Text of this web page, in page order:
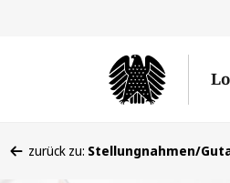
befinden
zurück zu: Stellungnahmen/